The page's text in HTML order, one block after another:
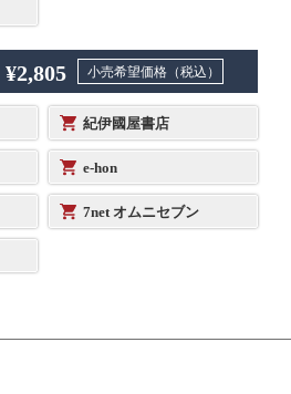
¥2,805 小売希望価格（税込）
紀伊國屋書店
e-hon
7net オムニセブン